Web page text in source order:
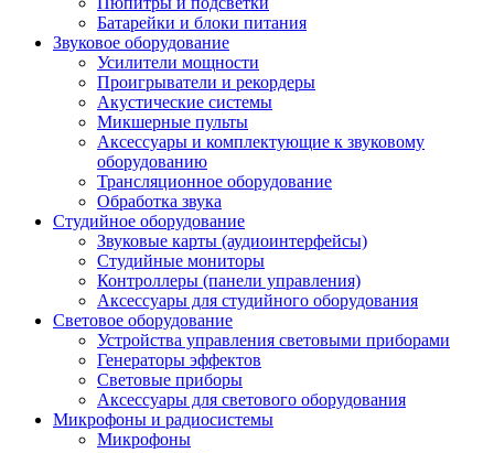
Батарейки и блоки питания
Звуковое оборудование
Усилители мощности
Проигрыватели и рекордеры
Акустические системы
Микшерные пульты
Аксессуары и комплектующие к звуковому
оборудованию
Трансляционное оборудование
Обработка звука
Студийное оборудование
Звуковые карты (аудиоинтерфейсы)
Студийные мониторы
Контроллеры (панели управления)
Аксессуары для студийного оборудования
Световое оборудование
Устройства управления световыми приборами
Генераторы эффектов
Световые приборы
Аксессуары для светового оборудования
Микрофоны и радиосистемы
Микрофоны